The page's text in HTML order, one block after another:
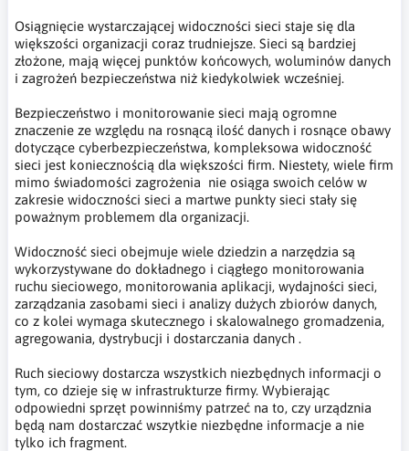
Osiągnięcie wystarczającej widoczności sieci staje się dla
większości organizacji coraz trudniejsze. Sieci są bardziej
złożone, mają więcej punktów końcowych, woluminów danych
i zagrożeń bezpieczeństwa niż kiedykolwiek wcześniej.
Bezpieczeństwo i monitorowanie sieci mają ogromne
znaczenie ze względu na rosnącą ilość danych i rosnące obawy
dotyczące cyberbezpieczeństwa, kompleksowa widoczność
sieci jest koniecznością dla większości firm. Niestety, wiele firm
mimo świadomości zagrożenia nie osiąga swoich celów w
zakresie widoczności sieci a martwe punkty sieci stały się
poważnym problemem dla organizacji.
Widoczność sieci obejmuje wiele dziedzin a narzędzia są
wykorzystywane do dokładnego i ciągłego monitorowania
ruchu sieciowego, monitorowania aplikacji, wydajności sieci,
zarządzania zasobami sieci i analizy dużych zbiorów danych,
co z kolei wymaga skutecznego i skalowalnego gromadzenia,
agregowania, dystrybucji i dostarczania danych .
Ruch sieciowy dostarcza wszystkich niezbędnych informacji o
tym, co dzieje się w infrastrukturze firmy. Wybierając
odpowiedni sprzęt powinniśmy patrzeć na to, czy urządznia
będą nam dostarczać wszytkie niezbędne informacje a nie
tylko ich fragment.